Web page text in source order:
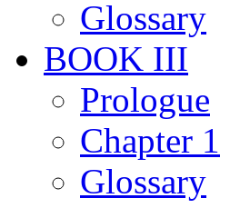
Glossary
BOOK III
Prologue
Chapter 1
Glossary